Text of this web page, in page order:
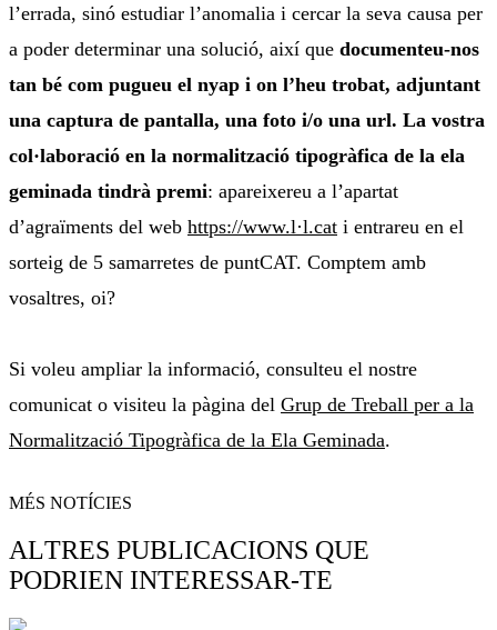
l’errada, sinó estudiar l’anomalia i cercar la seva causa per
a poder determinar una solució, així que documenteu-nos
tan bé com pugueu el nyap i on l’heu trobat, adjuntant
una captura de pantalla, una foto i/o una url. La vostra
col·laboració en la normalització tipogràfica de la ela
geminada tindrà premi: apareixereu a l’apartat
d’agraïments del web https://www.l·l.cat i entrareu en el
sorteig de 5 samarretes de puntCAT. Comptem amb
vosaltres, oi?
Si voleu ampliar la informació, consulteu el nostre
comunicat o visiteu la pàgina del Grup de Treball per a la
Normalització Tipogràfica de la Ela Geminada.
MÉS NOTÍCIES
ALTRES PUBLICACIONS QUE
PODRIEN INTERESSAR-TE